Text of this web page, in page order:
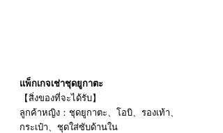
แพ็กเกจเช่าชุดยูกาตะ
【สิ่งของที่จะได้รับ】
ลูกค้าหญิง：ชุดยูกาตะ、โอบิ、รองเท้า、
กระเป๋า、ชุดใส่ซับด้านใน